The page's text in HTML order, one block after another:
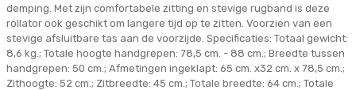
demping. Met zijn comfortabele zitting en stevige rugband is deze
rollator ook geschikt om langere tijd op te zitten. Voorzien van een
stevige afsluitbare tas aan de voorzijde. Specificaties: Totaal gewicht:
8,6 kg.; Totale hoogte handgrepen: 78,5 cm. - 88 cm.; Breedte tussen
handgrepen: 50 cm.; Afmetingen ingeklapt: 65 cm. x32 cm. x 78,5 cm.;
Zithoogte: 52 cm.; Zitbreedte: 45 cm.; Totale breedte: 64 cm.; Totale